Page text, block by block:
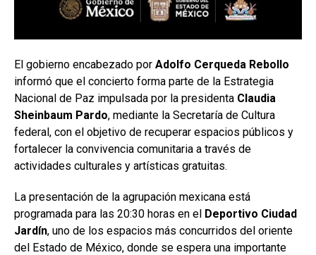
El gobierno encabezado por Adolfo Cerqueda Rebollo
informó que el concierto forma parte de la Estrategia
Nacional de Paz impulsada por la presidenta Claudia
Sheinbaum Pardo, mediante la Secretaría de Cultura
federal, con el objetivo de recuperar espacios públicos y
fortalecer la convivencia comunitaria a través de
actividades culturales y artísticas gratuitas.
La presentación de la agrupación mexicana está
programada para las 20:30 horas en el Deportivo Ciudad
Jardín, uno de los espacios más concurridos del oriente
del Estado de México, donde se espera una importante